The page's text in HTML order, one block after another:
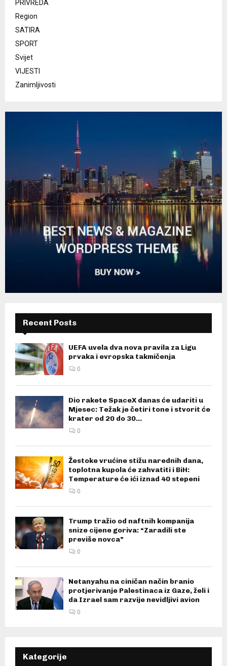
PRIVREDA
Region
SATIRA
SPORT
Svijet
VIJESTI
Zanimljivosti
Recent Posts
UEFA uvela dva nova pravila za Ligu
prvaka i evropska takmičenja
0
Dio rakete SpaceX danas će udariti u
Mjesec: Težak je četiri tone i stvorit će
krater od 20 do 30...
0
Žestoke vrućine stižu narednih dana,
toplotna kupola će zahvatiti i BiH:
Temperature će ići iznad 40 stepeni
0
Trump tražio od naftnih kompanija
snize cijene goriva: “Zaradili ste
previše novca”
0
Netanyahu na ciničan način branio
protjerivanje Palestinaca iz Gaze, želi i
da Izrael sam razvije nevidljivi avion
0
Kategorije